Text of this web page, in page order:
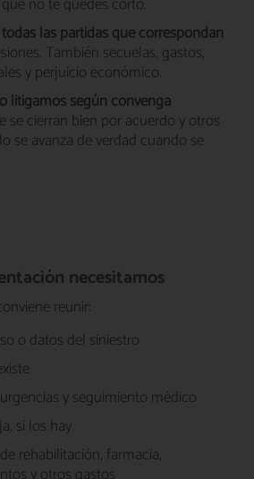
las partidas que correspondan
También secuelas, gastos,
y perjuicio económico.
litigamos según convenga
se cierran bien por acuerdo y otros
se avanza de verdad cuando se
necesitamos
reunir:
o datos del siniestro
y seguimiento médico
si los hay
rehabilitación, farmacia,